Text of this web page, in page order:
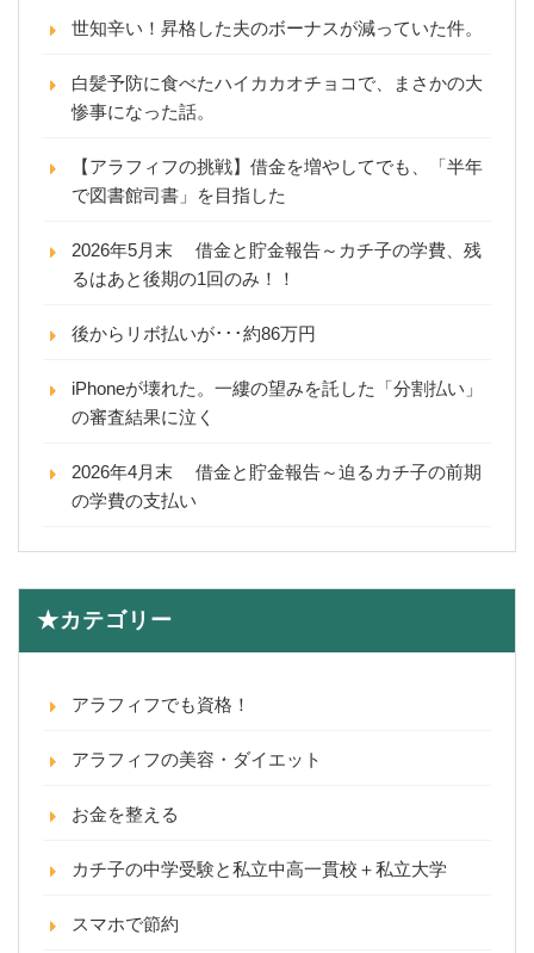
世知辛い！昇格した夫のボーナスが減っていた件。
白髪予防に食べたハイカカオチョコで、まさかの大
惨事になった話。
【アラフィフの挑戦】借金を増やしてでも、「半年
で図書館司書」を目指した
2026年5月末 借金と貯金報告～カチ子の学費、残
るはあと後期の1回のみ！！
後からリボ払いが･･･約86万円
iPhoneが壊れた。一縷の望みを託した「分割払い」
の審査結果に泣く
2026年4月末 借金と貯金報告～迫るカチ子の前期
の学費の支払い
★カテゴリー
アラフィフでも資格！
アラフィフの美容・ダイエット
お金を整える
カチ子の中学受験と私立中高一貫校＋私立大学
スマホで節約